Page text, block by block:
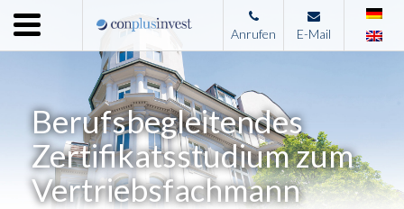
Menu
Home
Unternehmen
Leistungen
Immobilienangebote
News
Anrufen E-Mail
Berufsbegleitendes
Zertifikatsstudium zum
Vertriebsfachmann